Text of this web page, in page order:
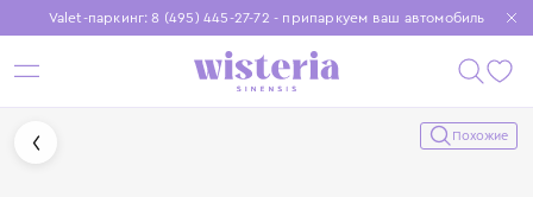
Valet-паркинг: 8 (495) 445-27-72 - припаркуем ваш автомобиль
Бесплатная доставка при заказе от 15 000 ₽
Установите приложение, чтобы покупки были еще удобнее
Похожие